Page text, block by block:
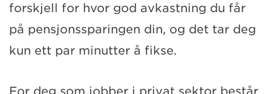
forskjell for hvor god avkastning du får
på pensjonssparingen din, og det tar deg
kun ett par minutter å fikse.
For deg som jobber i privat sektor består